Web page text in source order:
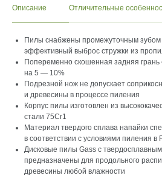
Описание Отличительные
Пилы снабжены промежуточным
эффективный выброс стружки из
Попеременно скошенная задняя грань
на 5 — 10%
Подрезной нож не допускает
и древесины в процессе пиления
Корпус пилы изготовлен из
стали 75Cr1
Материал твердого сплава напайки
в соответствии с условиями пиления в
Дисковые пилы Gass с
предназначены для продольного
древесины любой влажности